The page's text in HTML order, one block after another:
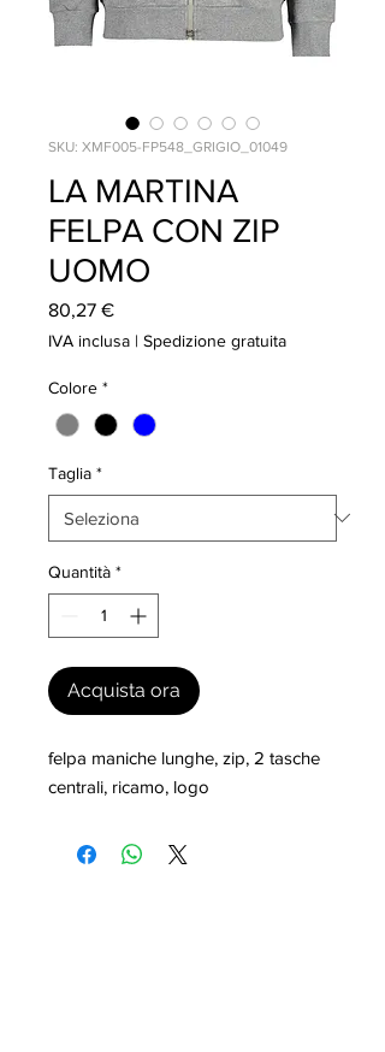
SKU: XMF005-FP548_GRIGIO_01049
LA MARTINA
FELPA CON ZIP
UOMO
80,27 €Prezzo
IVA inclusa | Spedizione gratuita
Colore *
Taglia *
Quantità *
Acquista ora
felpa maniche lunghe, zip, 2 tasche
centrali, ricamo, logo